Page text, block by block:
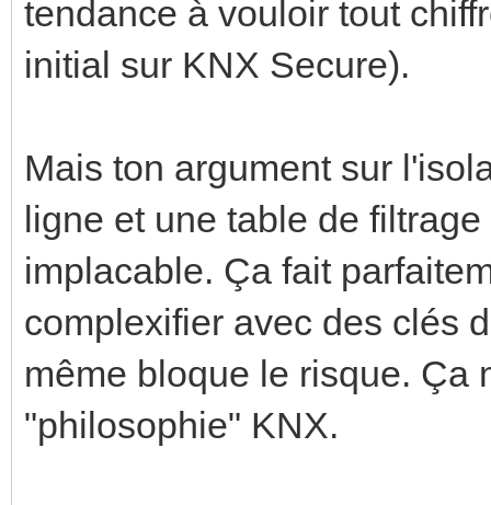
tendance à vouloir tout
initial sur KNX Secure).
Mais ton argument sur
ligne et une table de
implacable. Ça fait
complexifier avec des clés
même bloque le risque. Ça
"philosophie" KNX.